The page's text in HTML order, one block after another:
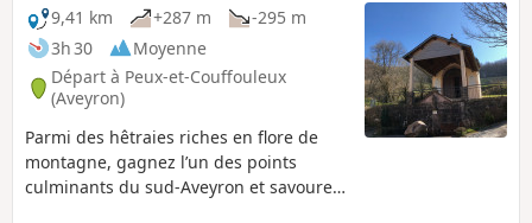
9,41 km
+287 m
-295 m
3h 30
Moyenne
Départ à Peux-et-Couffouleux
(Aveyron)
Parmi des hêtraies riches en flore de
montagne, gagnez l’un des points
culminants du sud-Aveyron et savourez